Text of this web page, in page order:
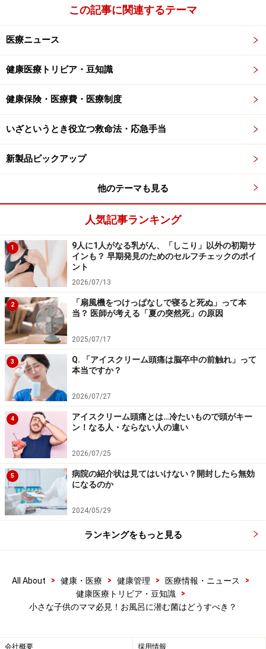
れも胃腸炎の原因にもなります。
直接口にしたり、触れたりするグッズや場所が何かと多
いお風呂では、お湯が口から入ることもあります。生ま
れてすぐから、こまめにお風呂を除菌することで衛生管
お風呂で菌が繁殖する条件となるのは、温度と湿度で
す。細菌が最も増える温度は36℃前後ですが、60℃でも
す。一方、カビが最も繁殖しやすい条件としては、温度
も、冷めてくれば細菌もカビも繁殖しやすい環境になっ
てしまいます。逆に言えば、細菌やカビを増やさない環
境として、10℃以下もしくは湿度50％以下にすること、
そして、すでに存在してしまっている細菌やカビを除去
することが重要になります。
これらの菌を増やさないために
温度を下げること……10℃以下が望ましいので、冬な
ら換気をしておきたい
湿度を下げること……湿度50％以下にするために、浴
室乾燥機があれば使用する
この記事に関連するテーマ
医療ニュース
健康医療トリビア・豆知識
健康保険・医療費・医療制度
いざというとき役立つ救命法・応急手当
新製品ピックアップ
他のテーマも見る
人気記事ランキング
1
9人に1人がなる乳がん、「しこり」以外の初期サ
インも？ 早期発見のためのセルフチェックのポイ
ント
2026/07/13
2
「扇風機をつけっぱなしで寝ると死ぬ」って本
当？ 医師が考える「夏の突然死」の原因
2025/07/17
3
Q. 「アイスクリーム頭痛は脳卒中の前触れ」って
本当ですか？
2026/07/27
4
アイスクリーム頭痛とは…冷たいもので頭がキー
ン！なる人・ならない人の違い
2026/07/25
5
病院の紹介状は見てはいけない？開封したら無効
になるのか
2024/05/29
ランキングをもっと見る
All About > 健康・医療 > 健康管理 > 医療情報・ニュース
>
健康医療トリビア・豆知識
>
小さな子供のママ必見！お風呂に潜む菌はどうすべき？
会社概要 採用情報